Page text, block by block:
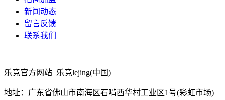
新闻动态
留言反馈
联系我们
乐竞官方网站_乐竞lejing(中国)
地址：广东省佛山市南海区石啃西华村工业区1号(彩虹市场)